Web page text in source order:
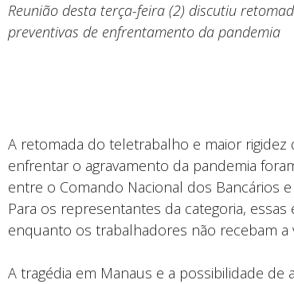
Reunião desta terça-feira (2) discutiu
preventivas de enfrentamento da pandemia
A retomada do teletrabalho e maior
enfrentar o agravamento da pandemia
entre o Comando Nacional dos Bancários
Para os representantes da categoria,
enquanto os trabalhadores não recebam a
A tragédia em Manaus e a possibilidade